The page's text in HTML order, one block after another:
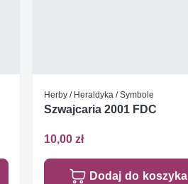
Herby / Heraldyka / Symbole
Szwajcaria 2001 FDC
10,00 zł
Dodaj do koszyka